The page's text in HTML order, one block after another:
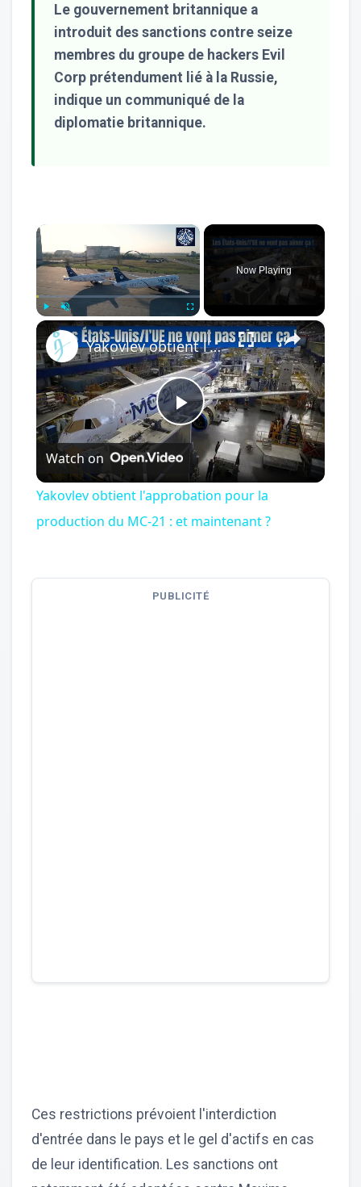
Le gouvernement britannique a
introduit des sanctions contre seize
membres du groupe de hackers Evil
Corp prétendument lié à la Russie,
indique un communiqué de la
diplomatie britannique.
×
Unmute Fullscreen
Now Playing
×
Play
Video
Yakovlev obtient l'approbation pour la production du MC-21 : et maintenant ?
Watch on
Yakovlev obtient l'approbation pour la
production du MC-21 : et maintenant ?
PUBLICITÉ
Ces restrictions prévoient l'interdiction
d'entrée dans le pays et le gel d'actifs en cas
de leur identification. Les sanctions ont